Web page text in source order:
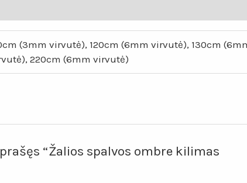
(3mm virvutė), 120cm (6mm virvutė), 130cm
220cm (6mm virvutė)
“Žalios spalvos ombre kilimas